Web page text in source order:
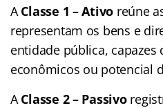
AClasse 1 – Ativo reúne
representam os bens e
entidade pública, capazes
econômicos ou potencial
AClasse 2 – Passivo